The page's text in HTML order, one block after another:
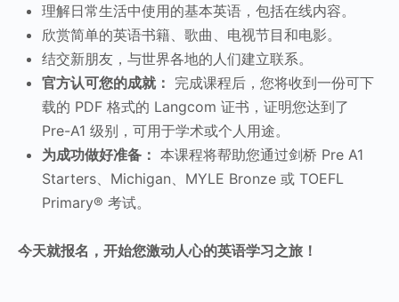
理解日常生活中使用的基本英语，包括在线内容。
欣赏简单的英语书籍、歌曲、电视节目和电影。
结交新朋友，与世界各地的人们建立联系。
官方认可您的成就： 完成课程后，您将收到一份可下
载的 PDF 格式的 Langcom 证书，证明您达到了
Pre-A1 级别，可用于学术或个人用途。
为成功做好准备： 本课程将帮助您通过剑桥 Pre A1
Starters、Michigan、MYLE Bronze 或 TOEFL
Primary® 考试。
今天就报名，开始您激动人心的英语学习之旅！